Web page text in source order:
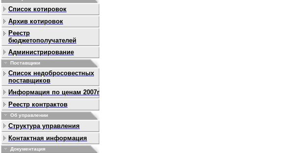
Список котировок
Архив котировок
Реестр
бюджетополучателей
Администрирование
Поставщики
Список недобросовестных
поставщиков
Информация по ценам 2007г
Реестр контрактов
Об управлении
Структура управления
Контактная информация
Документация